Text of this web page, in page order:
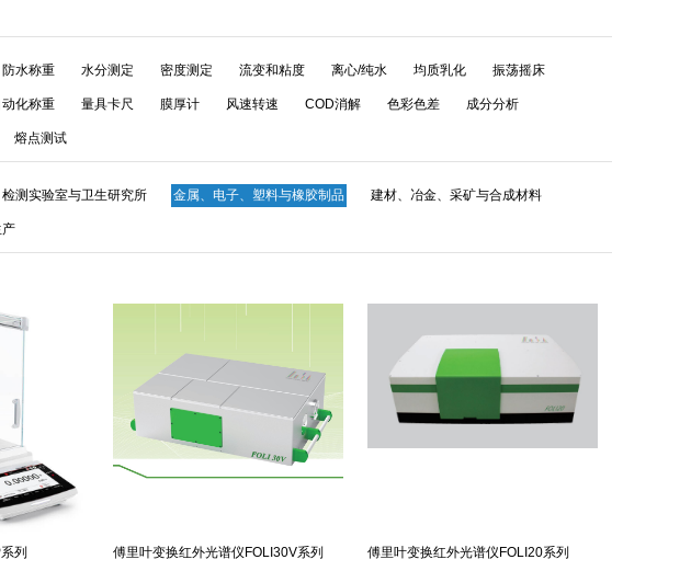
防水称重 水分测定 密度测定 流变和粘度 离心/纯水 均质乳化 振荡摇床
动化称重 量具卡尺 膜厚计 风速转速 COD消解 色彩色差 成分分析
熔点测试
检测实验室与卫生研究所 金属、电子、塑料与橡胶制品 建材、冶金、采矿与合成材料
列 傅里叶变换红外光谱仪FOLI30V系列 傅里叶变换红外光谱仪FOLI20系列